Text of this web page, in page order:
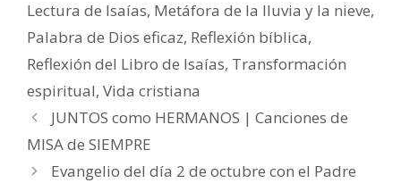
Lectura de Isaías, Metáfora de la lluvia y la nieve,
Palabra de Dios eficaz, Reflexión bíblica,
Reflexión del Libro de Isaías, Transformación
espiritual, Vida cristiana
JUNTOS como HERMANOS | Canciones de
MISA de SIEMPRE
Evangelio del día 2 de octubre con el Padre